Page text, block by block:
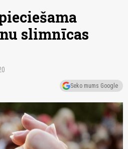
slimnīcas
Seko mums Google